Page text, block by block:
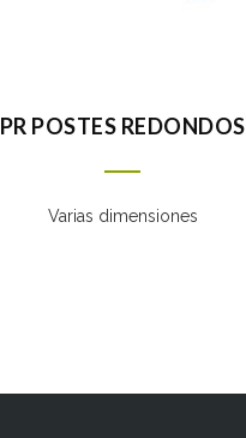
PR POSTES REDONDOS
Varias dimensiones